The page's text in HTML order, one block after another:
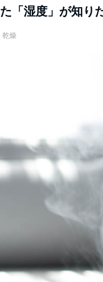
「湿度」が知
乾燥